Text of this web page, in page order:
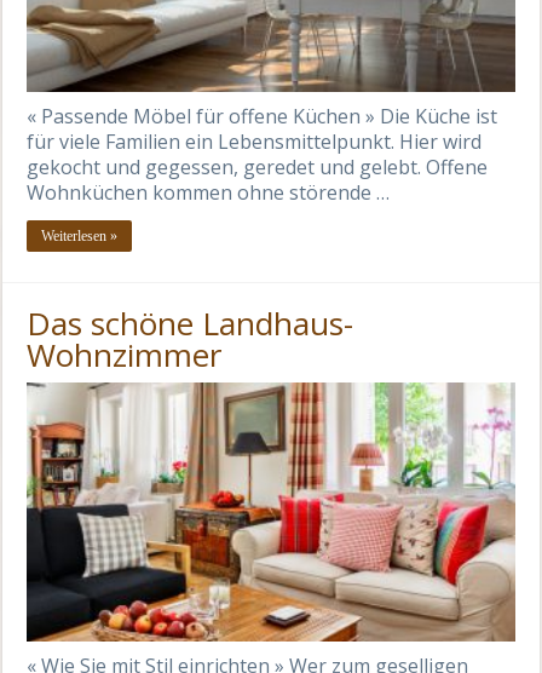
« Passende Möbel für offene Küchen » Die Küche ist
für viele Familien ein Lebensmittelpunkt. Hier wird
gekocht und gegessen, geredet und gelebt. Offene
Wohnküchen kommen ohne störende …
Weiterlesen »
Das schöne Landhaus-
Wohnzimmer
« Wie Sie mit Stil einrichten » Wer zum geselligen